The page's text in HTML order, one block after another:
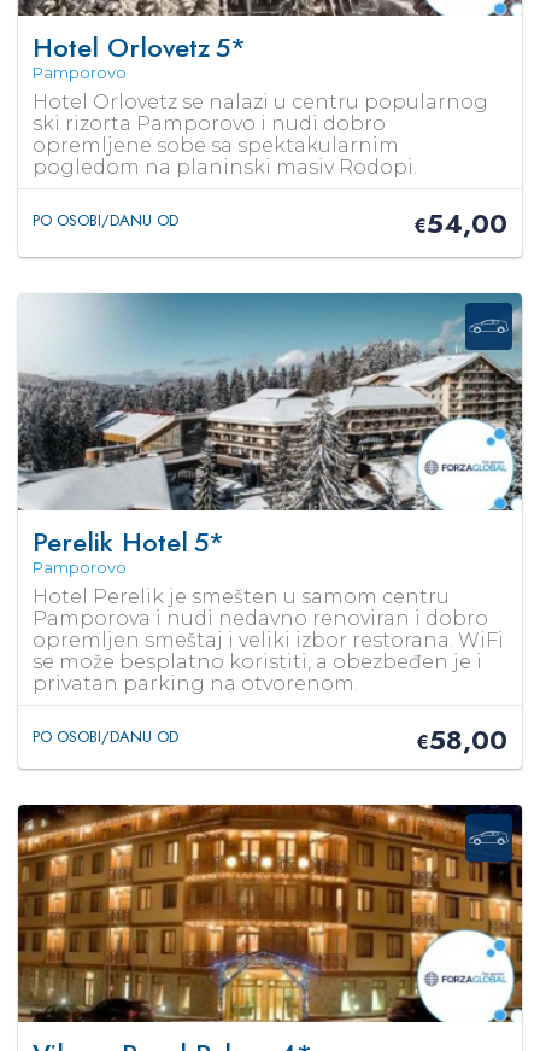
Hotel Orlovetz5*
Pamporovo
Hotel Orlovetz se nalazi u centru popularnog
ski rizorta Pamporovo i nudi dobro
opremljene sobe sa spektakularnim
pogledom na planinski masiv Rodopi.
PO OSOBI/DANU OD €54,00
Perelik Hotel5*
Pamporovo
Hotel Perelik je smešten u samom centru
Pamporova i nudi nedavno renoviran i dobro
opremljen smeštaj i veliki izbor restorana. WiFi
se može besplatno koristiti, a obezbeđen je i
privatan parking na otvorenom.
PO OSOBI/DANU OD €58,00